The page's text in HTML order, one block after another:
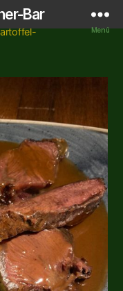
Bar
Menü
/ Ochsenbäckchen